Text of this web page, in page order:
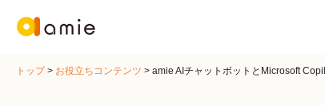
トップ> お役立ちコンテンツ > amie AIチャットボットとMicrosoft